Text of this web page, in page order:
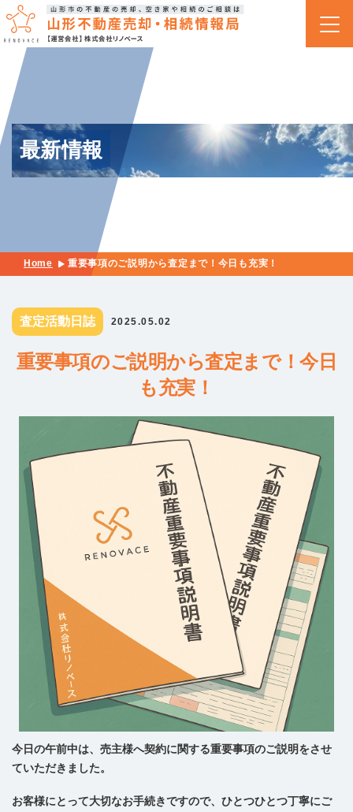
最新情報
Home 重要事項のご説明から査定まで！今日も充実！
査定活動日誌 2025.05.02
重要事項のご説明から査定まで！今日
も充実！
今日の午前中は、 売主様へ契約に関する重要事項のご説明をさせ
ていただきました。
お客様にとって大切なお手続きですので、 ひとつひとつ丁寧にご